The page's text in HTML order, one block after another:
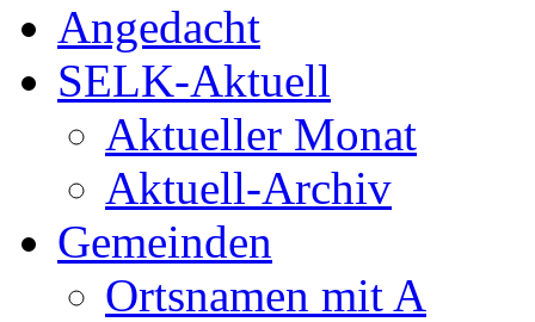
Angedacht
SELK-Aktuell
Aktueller Monat
Aktuell-Archiv
Gemeinden
Ortsnamen mit A